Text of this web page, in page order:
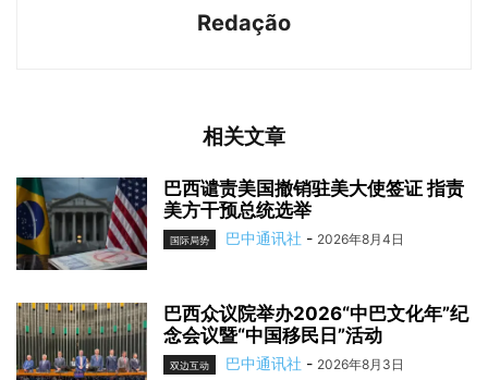
Redação
相关文章
巴西谴责美国撤销驻美大使签证 指责
美方干预总统选举
国际局势 巴中通讯社 - 2026年8月4日
巴西众议院举办2026“中巴文化年”纪
念会议暨“中国移民日”活动
双边互动 巴中通讯社 - 2026年8月3日